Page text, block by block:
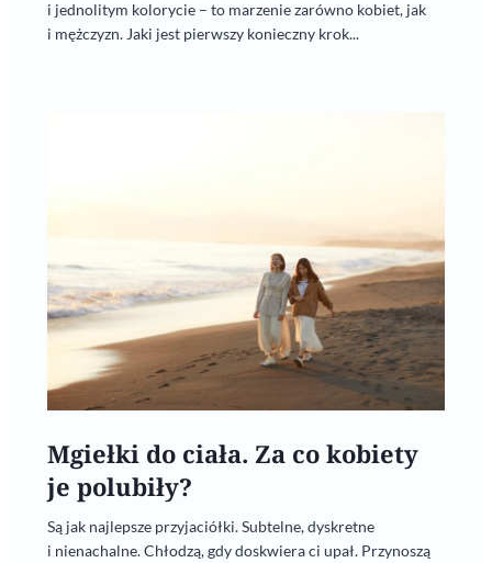
i jednolitym kolorycie – to marzenie zarówno kobiet, jak
i mężczyzn. Jaki jest pierwszy konieczny krok...
Mgiełki do ciała. Za co kobiety
je polubiły?
Są jak najlepsze przyjaciółki. Subtelne, dyskretne
i nienachalne. Chłodzą, gdy doskwiera ci upał. Przynoszą